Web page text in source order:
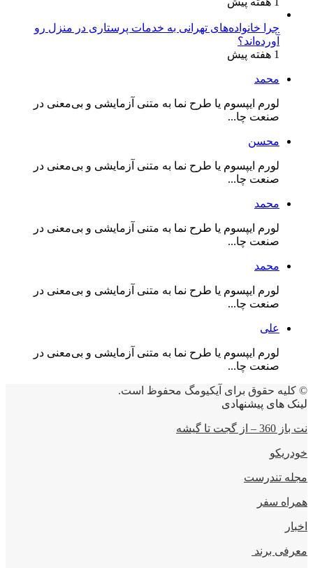
چرا خانواده‌های تهرانی به خدمات پرستاری در منزل رو
آورده‌اند؟
1 هفته پیش
محمد
لورم ایپسوم یا طرح‌ نما به متنی آزمایشی و بی‌معنی در
صنعت چا...
محسن
لورم ایپسوم یا طرح‌ نما به متنی آزمایشی و بی‌معنی در
صنعت چا...
محمد
لورم ایپسوم یا طرح‌ نما به متنی آزمایشی و بی‌معنی در
صنعت چا...
محمد
لورم ایپسوم یا طرح‌ نما به متنی آزمایشی و بی‌معنی در
صنعت چا...
علی
لورم ایپسوم یا طرح‌ نما به متنی آزمایشی و بی‌معنی در
صنعت چا...
© کلیه حقوق برای آیکیومگ محفوظ است.
لینک های پیشنهادی
نت باز 360 – از گجت تا گیشه
خودریکو
مجله‌ تندرست
همراه سفر
اخبار
معرفی برند